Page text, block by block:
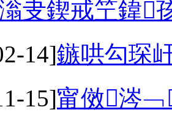
叏鍥戒笁鍏
14]鏃哄勾琛
15]甯傚涔